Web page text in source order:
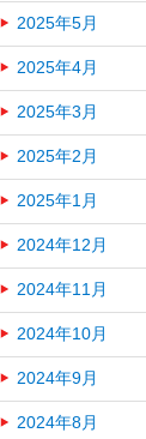
2025年5月
2025年4月
2025年3月
2025年2月
2025年1月
2024年12月
2024年11月
2024年10月
2024年9月
2024年8月